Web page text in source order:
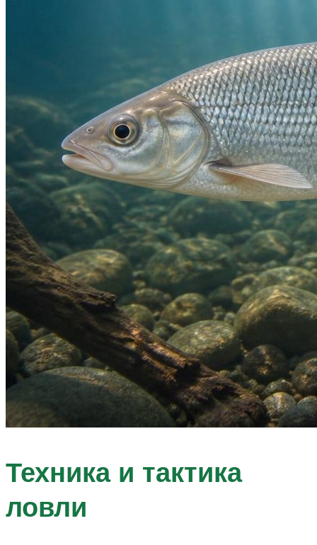
Техника и тактика
ловли